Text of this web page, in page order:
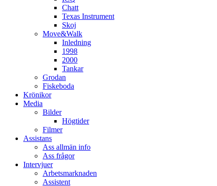
Chatt
Texas Instrument
Skoj
Move&Walk
Inledning
1998
2000
Tankar
Grodan
Fiskeboda
Krönikor
Media
Bilder
Högtider
Filmer
Assistans
Ass allmän info
Ass frågor
Intervjuer
Arbetsmarknaden
Assistent